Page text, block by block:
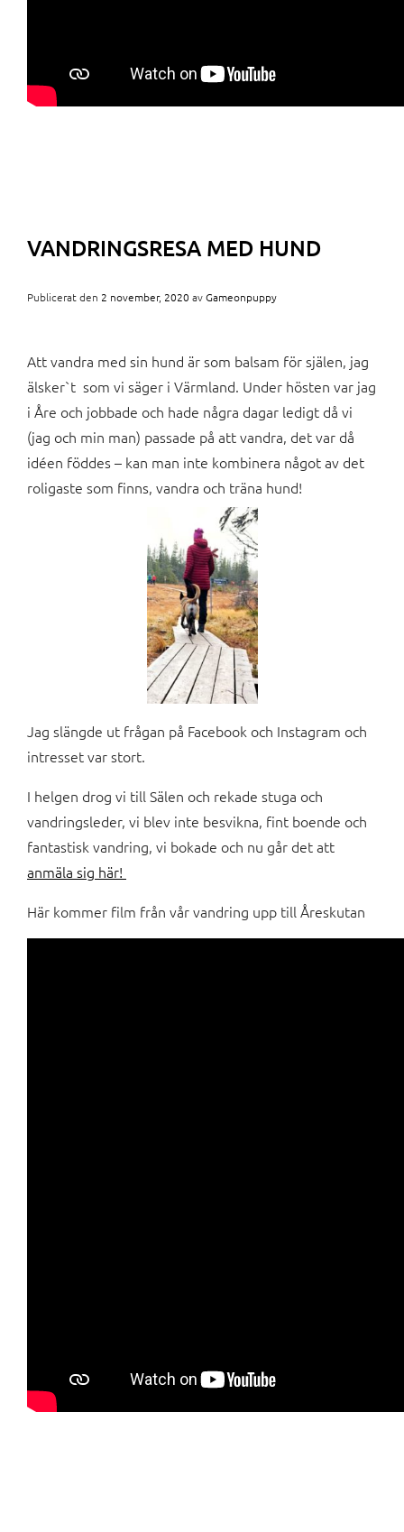
VANDRINGSRESA MED HUND
Publicerat den 2 november, 2020 avGameonpuppy
Att vandra med sin hund är som balsam för själen, jag
älsker`t som vi säger i Värmland. Under hösten var jag
i Åre och jobbade och hade några dagar ledigt då vi
(jag och min man) passade på att vandra, det var då
idéen föddes – kan man inte kombinera något av det
roligaste som finns, vandra och träna hund!
Jag slängde ut frågan på Facebook och Instagram och
intresset var stort.
I helgen drog vi till Sälen och rekade stuga och
vandringsleder, vi blev inte besvikna, fint boende och
fantastisk vandring, vi bokade och nu går det att
anmäla sig här!
Här kommer film från vår vandring upp till Åreskutan